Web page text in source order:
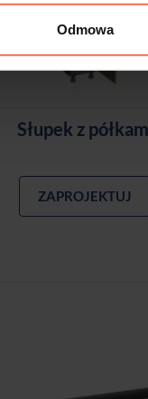
Odmowa
Słupek z
ZAPROJEKTUJ